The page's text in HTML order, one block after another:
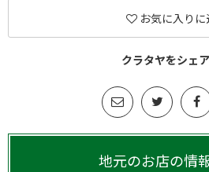
お気に入りに
クラタヤをシェ
地元のお店の情